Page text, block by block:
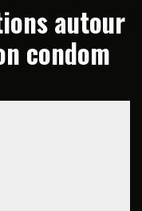
autour
condom